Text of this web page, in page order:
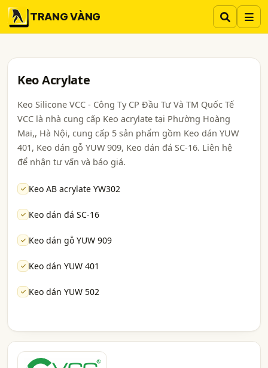
TRANG VÀNG
Keo Acrylate
Keo Silicone VCC - Công Ty CP Đầu Tư Và TM Quốc Tế
VCC là nhà cung cấp Keo acrylate tại Phường Hoàng
Mai,, Hà Nội, cung cấp 5 sản phẩm gồm Keo dán YUW
401, Keo dán gỗ YUW 909, Keo dán đá SC-16. Liên hệ
để nhận tư vấn và báo giá.
Keo AB acrylate YW302
Keo dán đá SC-16
Keo dán gỗ YUW 909
Keo dán YUW 401
Keo dán YUW 502